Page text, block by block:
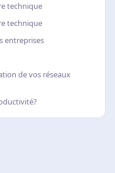
technique
technique
entreprises
de vos réseaux